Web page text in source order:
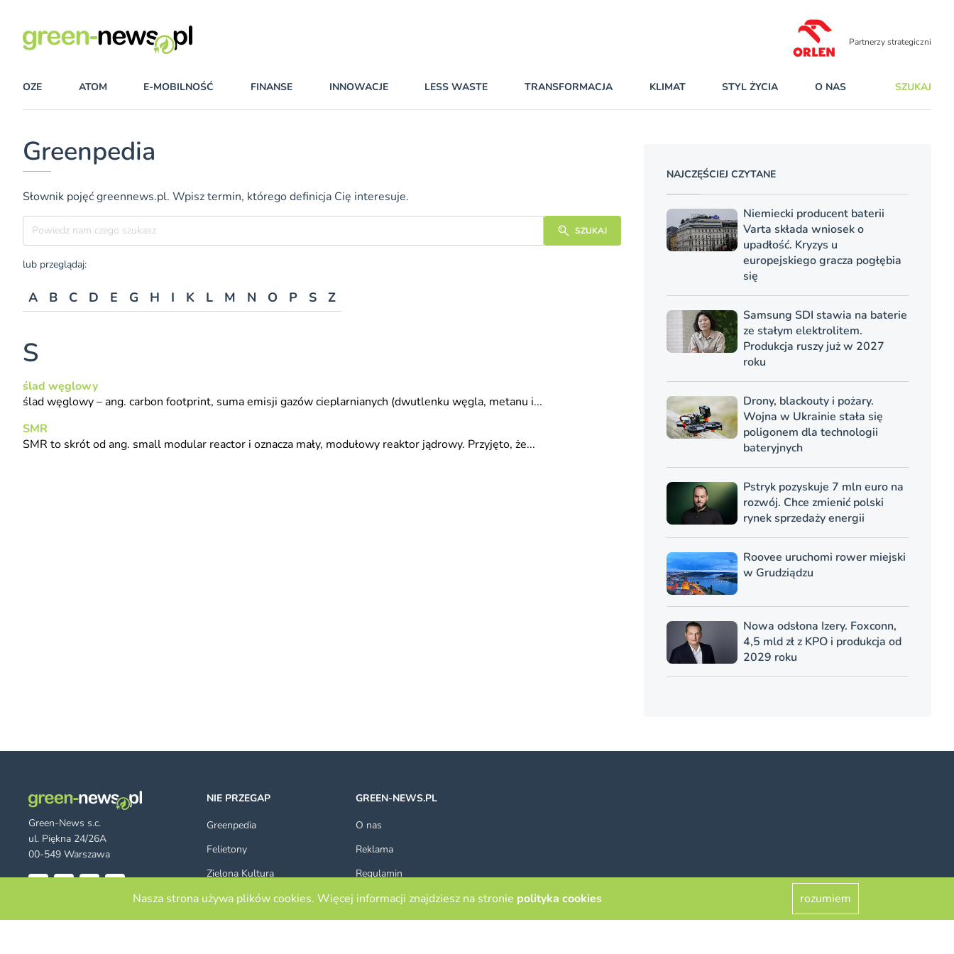
Partnerzy strategiczni
OZE ATOM E-MOBILNOŚĆ FINANSE INNOWACJE LESS WASTE TRANSFORMACJA KLIMAT STYL ŻYCIA O NAS SZUKAJ
Greenpedia
Słownik pojęć greennews.pl. Wpisz termin, którego definicja Cię interesuje.
Szukane hasło
SZUKAJ
lub przeglądaj:
A B C D E G H I K L M N O P S Z
S
ślad węglowy
ślad węglowy– ang. carbon footprint, suma emisji gazów cieplarnianych (dwutlenku węgla, metanu i...
SMR
SMR to skrót od ang. small modular reactor i oznacza mały, modułowy reaktor jądrowy. Przyjęto, że...
NAJCZĘŚCIEJ CZYTANE
Niemiecki producent baterii
Varta składa wniosek o
upadłość. Kryzys u
europejskiego gracza pogłębia
się
Samsung SDI stawia na baterie
ze stałym elektrolitem.
Produkcja ruszy już w 2027
roku
Drony, blackouty i pożary.
Wojna w Ukrainie stała się
poligonem dla technologii
bateryjnych
Pstryk pozyskuje 7 mln euro na
rozwój. Chce zmienić polski
rynek sprzedaży energii
Roovee uruchomi rower miejski
w Grudziądzu
Nowa odsłona Izery. Foxconn,
4,5 mld zł z KPO i produkcja od
2029 roku
Green-News s.c.
ul. Piękna 24/26A
00-549 Warszawa
NIE PRZEGAP
Greenpedia
Felietony
Zielona Kultura
Poradniki
Szukaj
GREEN-NEWS.PL
O nas
Reklama
Regulamin
Polityka Cookies
Kontakt
Nasza strona używa plików cookies. Więcej informacji znajdziesz na stronie polityka cookies rozumiem